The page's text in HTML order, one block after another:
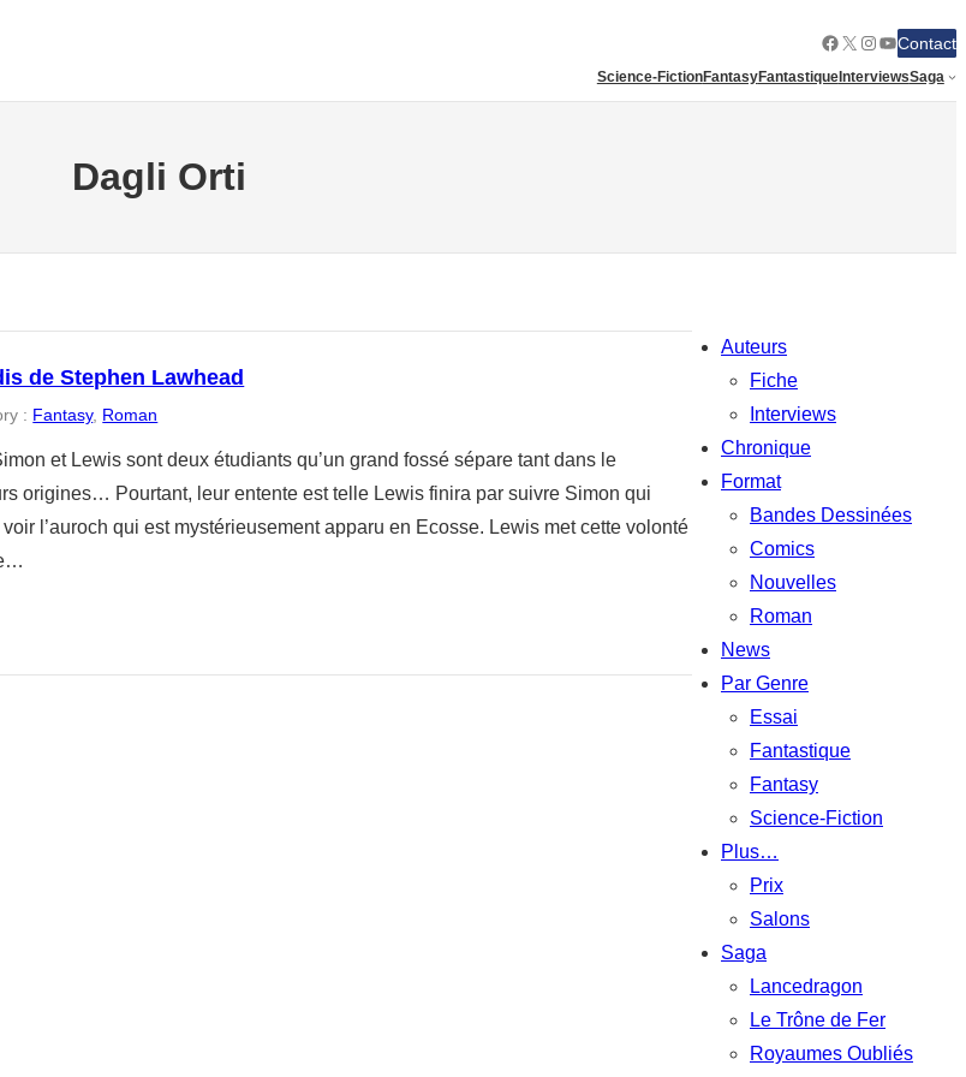
Facebook
X Instagram
YouTube
Contact
Science-FictionFantasyFantastiqueInterviewsSaga
Dagli Orti
de Stephen Lawhead
: Fantasy, Roman
et Lewis sont deux étudiants qu’un grand fossé sépare tant dans le
origines… Pourtant, leur entente est telle Lewis finira par suivre Simon qui
voir l’auroch qui est mystérieusement apparu en Ecosse. Lewis met cette volonté
Auteurs
Fiche
Interviews
Chronique
Format
Bandes Dessinées
Comics
Nouvelles
Roman
News
Par Genre
Essai
Fantastique
Fantasy
Science-Fiction
Plus…
Prix
Salons
Saga
Lancedragon
Le Trône de Fer
Royaumes Oubliés